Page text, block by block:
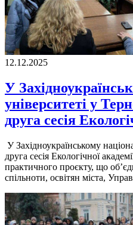
12.12.2025
У
університеті у
друга сесія
У Західноукраїнському
друга сесія Екологічної
практичного проєкту, що
спільноти, освітян міста,